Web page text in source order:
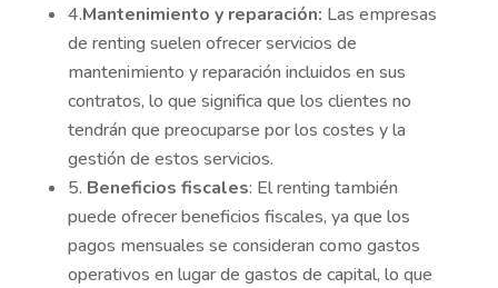
4.Mantenimiento y reparación: Las empresas
de renting suelen ofrecer servicios de
mantenimiento y reparación incluidos en sus
contratos, lo que significa que los clientes no
tendrán que preocuparse por los costes y la
gestión de estos servicios.
5. Beneficios fiscales: El renting también
puede ofrecer beneficios fiscales, ya que los
pagos mensuales se consideran como gastos
operativos en lugar de gastos de capital, lo que